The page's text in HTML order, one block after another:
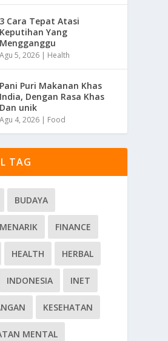
3 Cara Tepat Atasi
Keputihan Yang
Mengganggu
Agu 5, 2026 | Health
Pani Puri Makanan Khas
India, Dengan Rasa Khas
Dan unik
Agu 4, 2026 | Food
TAG
BUDAYA
FINANCE
HEALTH HERBAL
INDONESIA INET
KESEHATAN
MENTAL